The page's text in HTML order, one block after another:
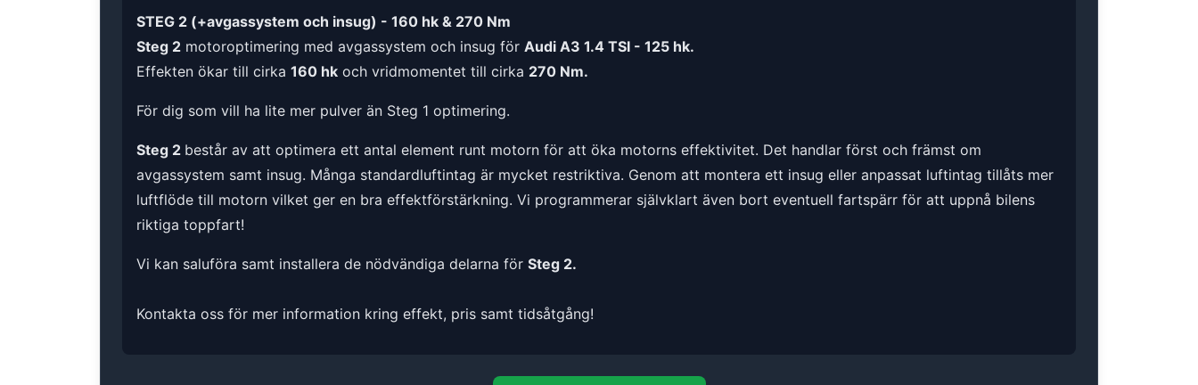
STEG 2 (+avgassystem och insug) - 160 hk & 270 Nm
Steg 2 motoroptimering med avgassystem och insug för Audi A3 1.4 TSI - 125 hk.
Effekten ökar till cirka 160 hk och vridmomentet till cirka 270 Nm.
För dig som vill ha lite mer pulver än Steg 1 optimering.
Steg 2 består av att optimera ett antal element runt motorn för att öka motorns effektivitet. Det handlar först och främst om
avgassystem samt insug. Många standardluftintag är mycket restriktiva. Genom att montera ett insug eller anpassat luftintag tillåts mer
luftflöde till motorn vilket ger en bra effektförstärkning. Vi programmerar självklart även bort eventuell fartspärr för att uppnå bilens
riktiga toppfart!
Vi kan saluföra samt installera de nödvändiga delarna för Steg 2.
Kontakta oss för mer information kring effekt, pris samt tidsåtgång!